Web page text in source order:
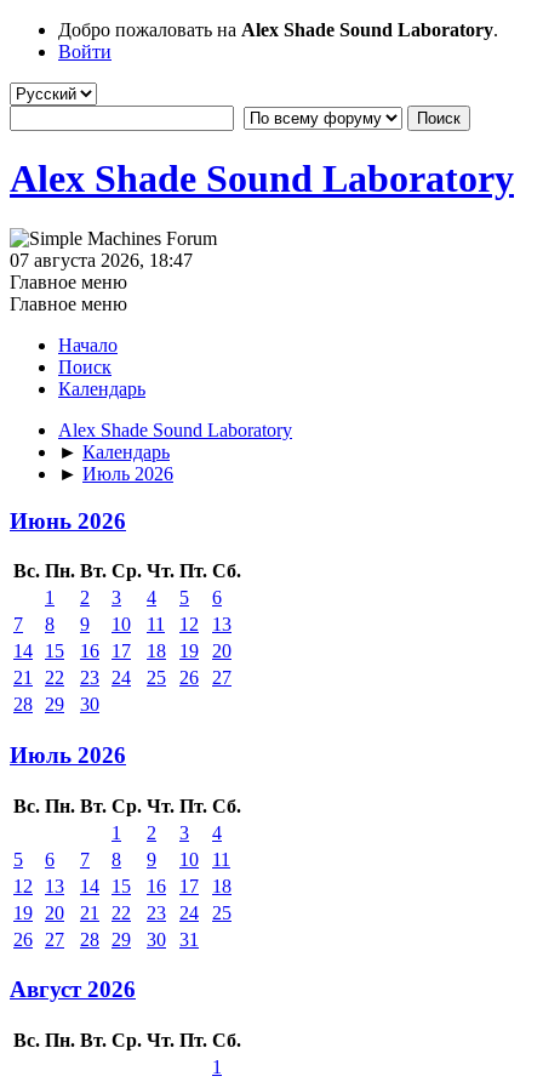
Добро пожаловать на Alex Shade Sound Laboratory.
Войти
Alex Shade Sound Laboratory
07 августа 2026, 18:47
Главное меню
Главное меню
Начало
Поиск
Календарь
Alex Shade Sound Laboratory
► Календарь
► Июль 2026
Июнь 2026
Вс. Пн. Вт. Ср. Чт. Пт. Сб.
1
2 3 4 5
6
7
8 9 10 11 12
13
14
15 16 17 18 19
20
21
22 23 24 25 26
27
28
29 30
Июль 2026
Вс. Пн. Вт. Ср. Чт. Пт. Сб.
1
2 3
4
5
6 7 8 9 10
11
12
13 14 15 16 17
18
19
20 21 22 23 24
25
26
27 28 29 30 31
Август 2026
Вс. Пн. Вт. Ср. Чт. Пт. Сб.
1